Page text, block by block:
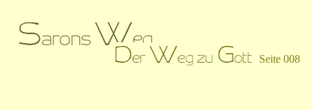
Seite 008